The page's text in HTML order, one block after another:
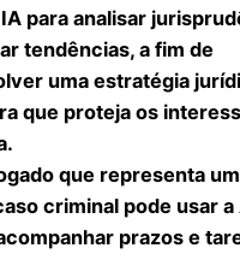
para analisar
tendências, a fim de
uma estratégia
que proteja os
que representa
criminal pode usar a
prazos e